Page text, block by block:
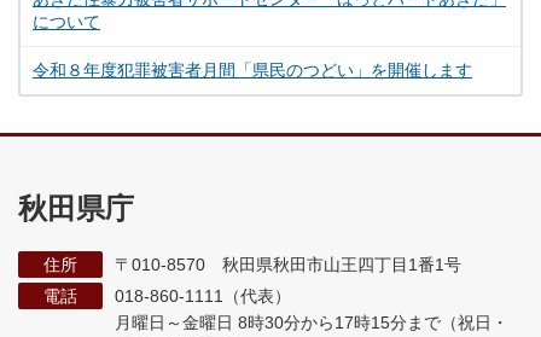
について
令和８年度犯罪被害者月間「県民のつどい」を開催します
秋田県庁
住所
〒010-8570 秋田県秋田市山王四丁目1番1号
電話
018-860-1111（代表）
月曜日～金曜日 8時30分から17時15分まで （祝日・